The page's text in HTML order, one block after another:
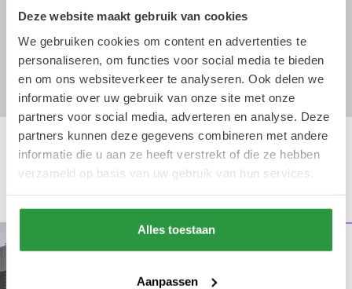
Deze website maakt gebruik van cookies
We gebruiken cookies om content en advertenties te
personaliseren, om functies voor social media te bieden
en om ons websiteverkeer te analyseren. Ook delen we
informatie over uw gebruik van onze site met onze
partners voor social media, adverteren en analyse. Deze
partners kunnen deze gegevens combineren met andere
informatie die u aan ze heeft verstrekt of die ze hebben
verzameld op basis van uw gebruik van hun services.
Alles toestaan
Aanpassen
Ook leuk
vr 4 sep - zo 6 sep
Wereldhavendagen